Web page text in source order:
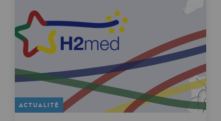
Présentation du fonds de dotation
Gouvernance du fonds de dotation et
Soumettre un projet
Nos activités
Nos activités
ACTUALITÉ